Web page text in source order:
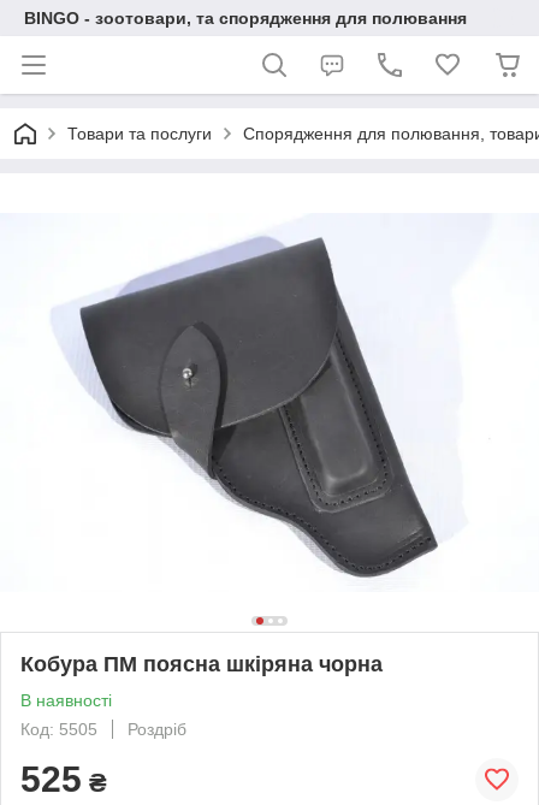
BINGO - зоотовари, та спорядження для полювання
Товари та послуги Спорядження для полювання,
Кобура ПМ поясна шкіряна чорна
В наявності
Код: 5505
Роздріб
525 ₴